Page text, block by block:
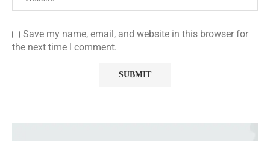
Save my name, email, and website in this browser for
the next time I comment.